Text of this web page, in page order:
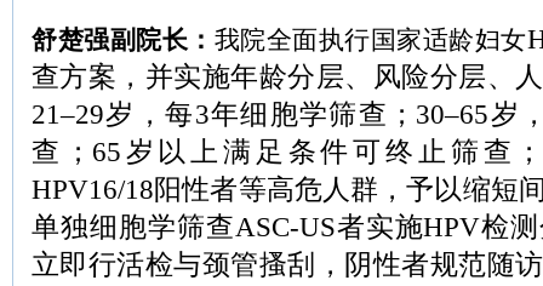
舒楚强副院长： 我院全面执行国家适龄妇女
查方案，并实施年龄分层、风险分层、
21–29岁，每3年细胞学筛查；30–65岁
查；65岁以上满足条件可终止筛查
HPV16/18阳性者等高危人群，予以缩短
单独细胞学筛查ASC-US者实施HPV检
立即行活检与颈管搔刮，阴性者规范随